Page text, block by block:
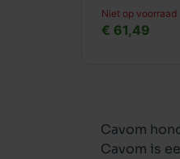
Niet op voorraad
€ 61,49
Cavom
Cavom is